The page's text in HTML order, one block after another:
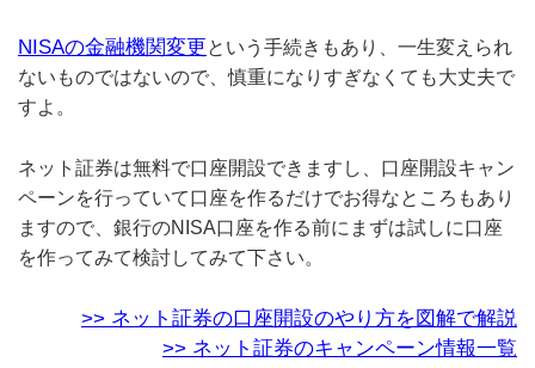
NISAの金融機関変更 という手続きもあり、一生変えられ
ないものではないので、慎重になりすぎなくても大丈夫で
すよ。
ネット証券は無料で口座開設できますし、口座開設キャン
ペーンを行っていて口座を作るだけでお得なところもあり
ますので、銀行のNISA口座を作る前にまずは試しに口座
を作ってみて検討してみて下さい。
>> ネット証券の口座開設のやり方を図解で解説
>> ネット証券のキャンペーン情報一覧